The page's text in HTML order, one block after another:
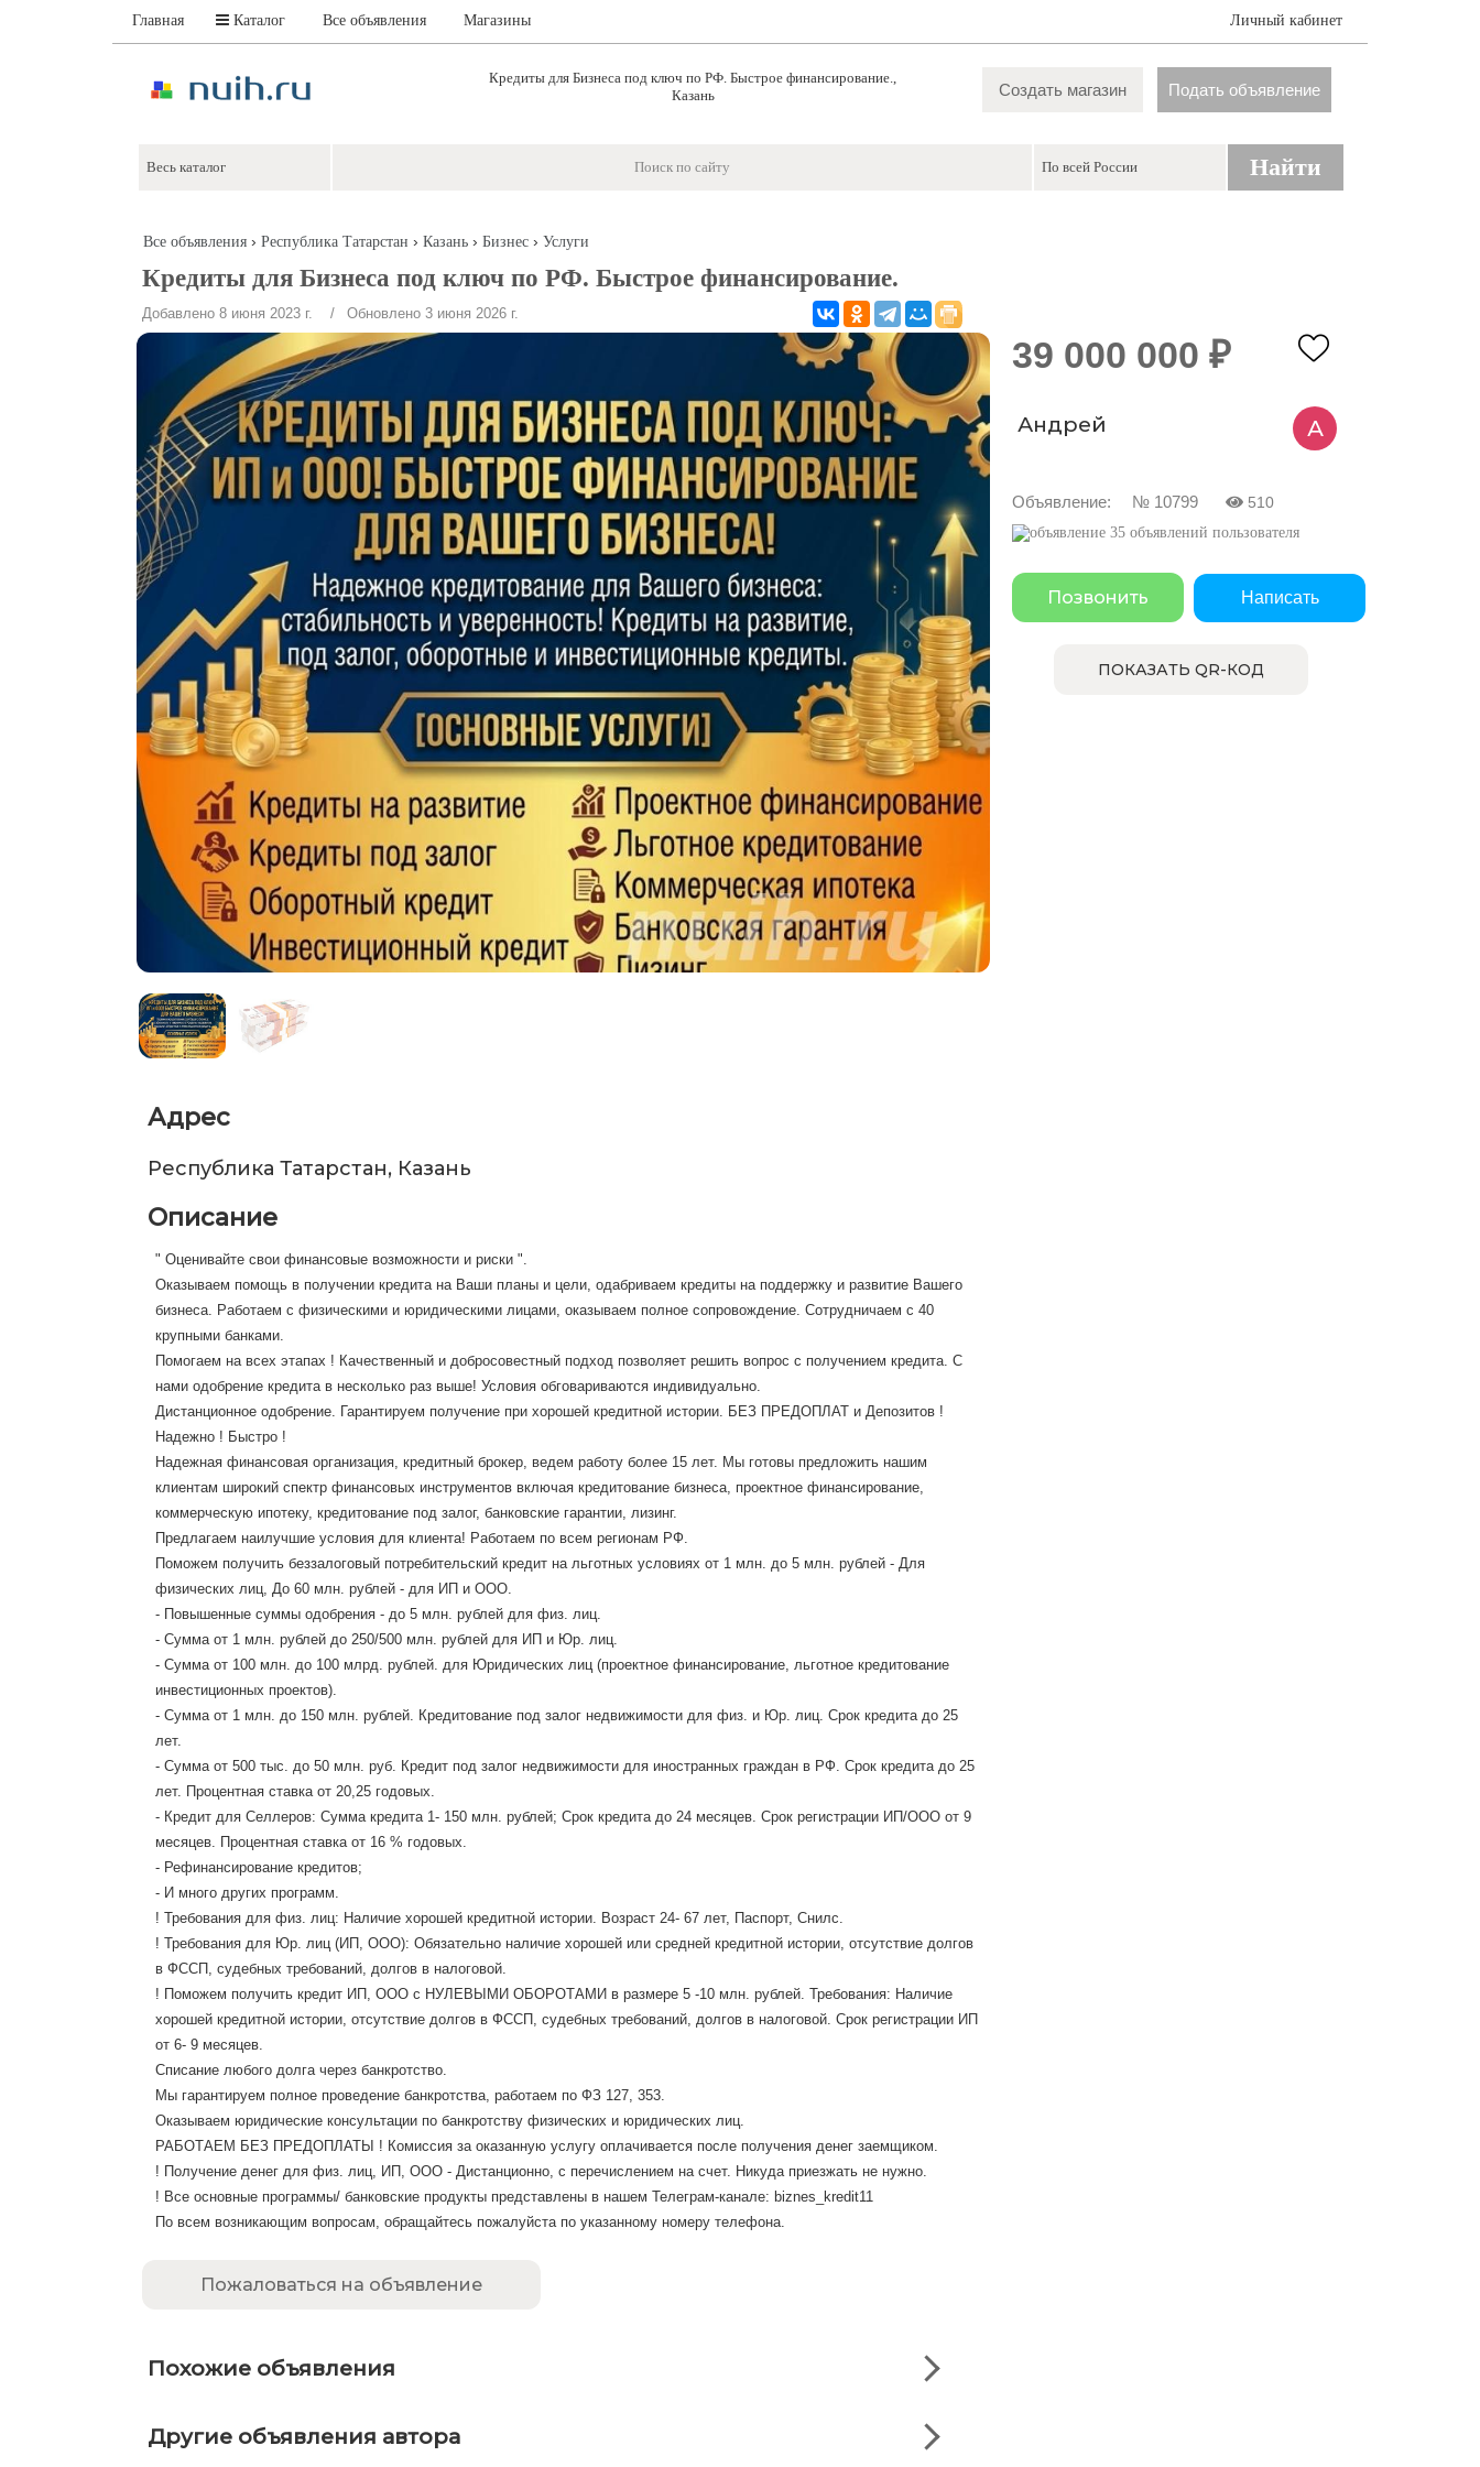
Главная Каталог Все объявления Магазины Личный кабинет
Кредиты для Бизнеса под ключ по РФ. Быстрое финансирование.,
Казань
Создать магазин Подать объявление
Найти
Все объявления› Республика Татарстан › Казань› Бизнес› Услуги
Кредиты для Бизнеса под ключ по РФ. Быстрое финансирование.
Добавлено 8 июня 2023 г. / Обновлено 3 июня 2026 г.
Адрес
Республика Татарстан, Казань
Описание
" ⁣⁣⁣⁣⁣⁣⁣⁣⁣⁣Оценивайте свои финансовые возможности и риски ".
⁣⁣Оказываем помощь ⁣в получении кредита на Ваши планы и цели, одабриваем кредиты на поддержку и развитие Вашего
бизнеса⁣. Работаем с физическими и юридическими лицами, оказываем полное сопровождение. Сотрудничаем с 40
крупными банками.
Помогаем на всех этапах ! Качественный и добросовестный подход позволяет решить вопрос с получением кредита. С
нами одобрение кредита в несколько раз выше! Условия обговариваются индивидуально.
Дистанционное одобрение. Гарантируем получение при хорошей кредитной истории. БЕЗ ПРЕДОПЛАТ и Депозитов !
Надежно ! Быстро !
Надежная финансовая организация, кредитный брокер, ведем работу более 15 лет. Мы готовы предложить нашим
клиентам широкий спектр финансовых инструментов включая кредитование бизнеса, проектное финансирование,
коммерческую ипотеку, кредитование под залог, банковские гарантии, лизинг.
Предлагаем наилучшие условия для клиента! Работаем по всем регионам РФ.
Поможем получить беззалоговый потребительский кредит на льготных условиях от 1 млн. до 5 млн. рублей - Для
физических лиц, До 60 млн. рублей - для ИП и ООО.
- Повышенные суммы одобрения - до 5 млн. рублей для физ. лиц.
- Сумма от 1 млн. рублей до 250/500 млн. рублей для ИП и Юр. лиц.
- Сумма от 100 млн. до 100 млрд. рублей. для Юридических лиц (проектное финансирование, льготное кредитование
инвестиционных проектов).
- Сумма от 1 млн. до 150 млн. рублей. Кредитование под залог недвижимости для физ. и Юр. лиц. Срок кредита до 25
лет.
- Сумма от 500 тыс. до 50 млн. руб. Кредит под залог недвижимости для иностранных граждан в РФ. Срок кредита до 25
лет. Процентная ставка от 20,25 годовых.
- Кредит для Селлеров: Сумма кредита 1- 150 млн. рублей; Срок кредита до 24 месяцев. Срок регистрации ИП/ООО от 9
месяцев. Процентная ставка от 16 % годовых.
- Рефинансирование кредитов;
- И много других программ.
! Требования для физ. лиц: Наличие хорошей кредитной истории. Возраст 24- 67 лет, Паспорт, Снилс.
! Требования для Юр. лиц (ИП, ООО): Обязательно наличие хорошей или средней кредитной истории, отсутствие долгов
в ФССП, судебных требований, долгов в налоговой.
! Поможем получить кредит ИП, ООО с НУЛЕВЫМИ ОБОРОТАМИ в размере 5 -10 млн. рублей. Требования: Наличие
хорошей кредитной истории, отсутствие долгов в ФССП, судебных требований, долгов в налоговой. Срок регистрации ИП
от 6- 9 месяцев.
Списание любого долга через банкротство.
Мы гарантируем полное проведение банкротства, работаем по ФЗ 127, 353.
Оказываем юридические консультации по банкротству физических и юридических лиц.
РАБОТАЕМ БЕЗ ПРЕДОПЛАТЫ ! Комиссия за оказанную услугу оплачивается после получения денег заемщиком.
! Получение денег для физ. лиц, ИП, ООО - Дистанционно, с перечислением на счет. Никуда приезжать не нужно.
! Все основные программы/ банковские продукты представлены в нашем Телеграм-канале: biznes_kredit11
По всем возникающим вопросам, обращайтесь пожалуйста по указанному номеру телефона.
Пожаловаться на объявление
Похожие объявления
Другие объявления автора
39 000 000 ₽
Андрей А
Объявление: № 10799 510
35 объявлений пользователя
Позвонить Написать
ПОКАЗАТЬ QR-КОД